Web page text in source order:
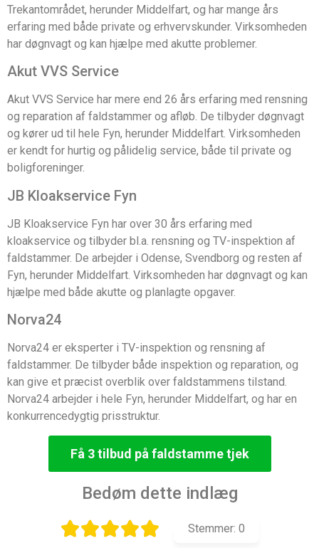
Trekantområdet, herunder Middelfart, og har mange års
erfaring med både private og erhvervskunder. Virksomheden
har døgnvagt og kan hjælpe med akutte problemer.
Akut VVS Service
Akut VVS Service har mere end 26 års erfaring med rensning
og reparation af faldstammer og afløb. De tilbyder døgnvagt
og kører ud til hele Fyn, herunder Middelfart. Virksomheden
er kendt for hurtig og pålidelig service, både til private og
boligforeninger.
JB Kloakservice Fyn
JB Kloakservice Fyn har over 30 års erfaring med
kloakservice og tilbyder bl.a. rensning og TV-inspektion af
faldstammer. De arbejder i Odense, Svendborg og resten af
Fyn, herunder Middelfart. Virksomheden har døgnvagt og kan
hjælpe med både akutte og planlagte opgaver.
Norva24
Norva24 er eksperter i TV-inspektion og rensning af
faldstammer. De tilbyder både inspektion og reparation, og
kan give et præcist overblik over faldstammens tilstand.
Norva24 arbejder i hele Fyn, herunder Middelfart, og har en
konkurrencedygtig prisstruktur.
Få 3 tilbud på faldstamme tjek
Bedøm dette indlæg
Stemmer: 0